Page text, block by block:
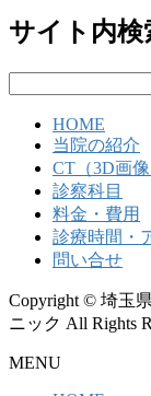
サイト内検
HOME
当院の紹介
CT（3D画像
診察科目
料金・費用
診療時間・
問い合せ
Copyright © 埼玉
ニック All Rights
MENU